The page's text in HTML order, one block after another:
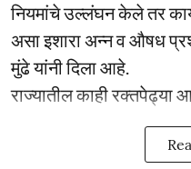
नियमांचे उल्लंघन केले तर
असा इशारा अन्न व औषध
मुंढे यांनी दिला आहे.
राज्यातील काही रक्तपेढ्या